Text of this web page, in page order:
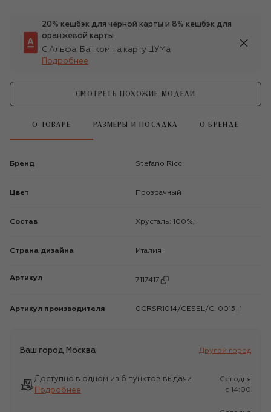
20% кешбэк для чёрной карты и 8% кешбэк для
оранжевой карты
С Альфа-Банком на карту ЦУМа
Подробнее
СМОТРЕТЬ ПОХОЖИЕ МОДЕЛИ
О ТОВАРЕ РАЗМЕРЫ И ПОСАДКА О БРЕНДЕ
Бренд Stefano Ricci
Цвет Прозрачный
Состав Хрусталь: 100%;
Страна дизайна Италия
Артикул 7117417
Артикул производителя 0CRSR1014/CESEL/C. 0013_1
Ваш город Москва Другой город
Доступно в одном из 6 пунктов выдачи
Подробнее
Сегодня
c 14:00